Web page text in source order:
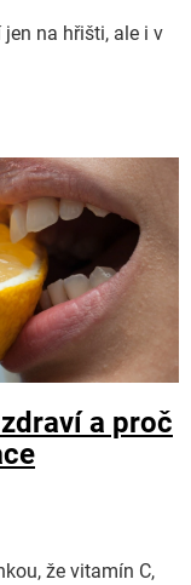
na hřišti, ale i v
a proč
že vitamín C,